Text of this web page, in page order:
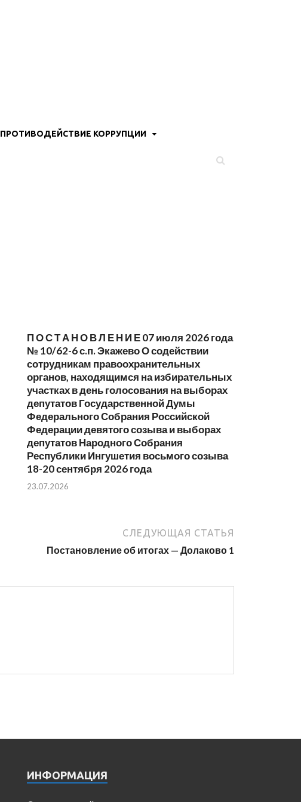
ПРОТИВОДЕЙСТВИЕ КОРРУПЦИИ
П О С Т А Н О В Л Е Н И Е 07 июля 2026 года
№ 10/62-6 с.п. Экажево О содействии
сотрудникам правоохранительных
органов, находящимся на избирательных
участках в день голосования на выборах
депутатов Государственной Думы
Федерального Собрания Российской
Федерации девятого созыва и выборах
депутатов Народного Собрания
Республики Ингушетия восьмого созыва
18-20 сентября 2026 года
23.07.2026
СЛЕДУЮЩАЯ СТАТЬЯ
Постановление об итогах — Долаково 1
ИНФОРМАЦИЯ